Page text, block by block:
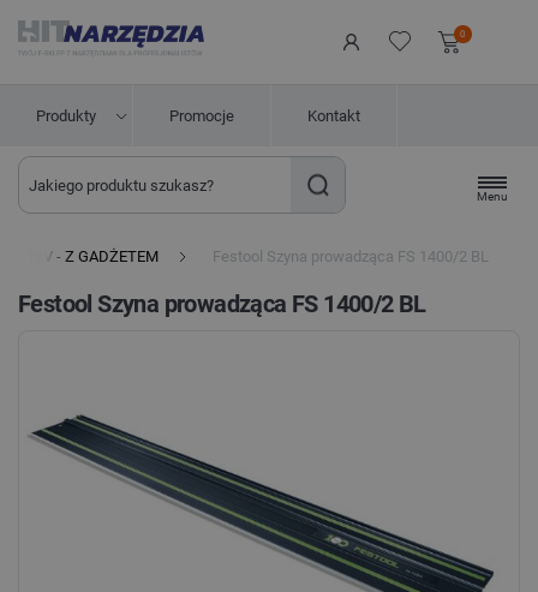
0
Produkty Promocje Kontakt
Menu
18V - Z GADŻETEM Festool Szyna prowadząca FS 1400/2 BL
Festool Szyna prowadząca FS 1400/2 BL